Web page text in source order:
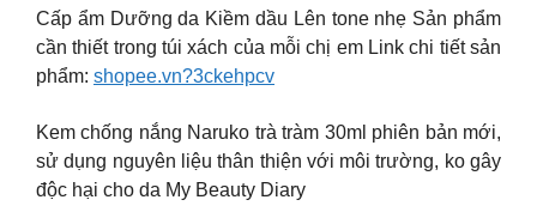
Cấp ẩm Dưỡng da Kiềm dầu Lên tone nhẹ Sản phẩm
cần thiết trong túi xách của mỗi chị em Link chi tiết sản
phẩm: shopee.vn?3ckehpcv
Kem chống nắng Naruko trà tràm 30ml phiên bản mới,
sử dụng nguyên liệu thân thiện với môi trường, ko gây
độc hại cho da My Beauty Diary